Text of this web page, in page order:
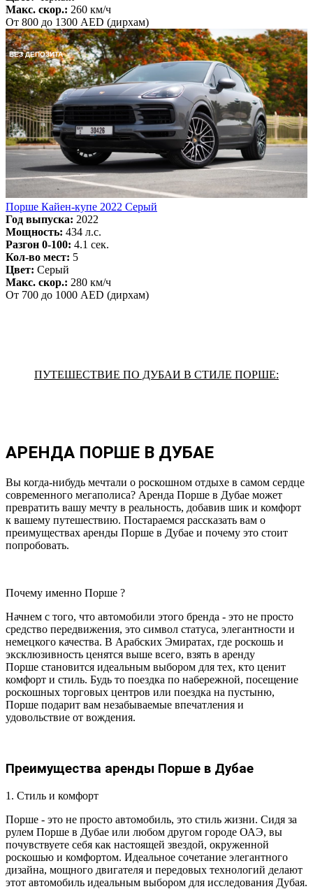
Макс. скор.: 260 км/ч
От 800 до 1300 AED (дирхам)
БЕЗ ДЕПОЗИТА
Порше Кайен-купе 2022 Серый
Год выпуска: 2022
Мощность: 434 л.с.
Разгон 0-100: 4.1 сек.
Кол-во мест: 5
Цвет: Серый
Макс. скор.: 280 км/ч
От 700 до 1000 AED (дирхам)
ПУТЕШЕСТВИЕ ПО ДУБАИ В СТИЛЕ ПОРШЕ:
АРЕНДА ПОРШЕ В ДУБАЕ
Вы когда-нибудь мечтали о роскошном отдыхе в самом сердце
современного мегаполиса? Аренда Порше в Дубае может
превратить вашу мечту в реальность, добавив шик и комфорт
к вашему путешествию. Постараемся рассказать вам о
преимуществах аренды Порше в Дубае и почему это стоит
попробовать.
Почему именно Порше ?
Начнем с того, что автомобили этого бренда - это не просто
средство передвижения, это символ статуса, элегантности и
немецкого качества. В Арабских Эмиратах, где роскошь и
эксклюзивность ценятся выше всего, взять в аренду
Порше становится идеальным выбором для тех, кто ценит
комфорт и стиль. Будь то поездка по набережной, посещение
роскошных торговых центров или поездка на пустыню,
Порше подарит вам незабываемые впечатления и
удовольствие от вождения.
Преимущества аренды Порше в Дубае
1. Стиль и комфорт
Порше - это не просто автомобиль, это стиль жизни. Сидя за
рулем Порше в Дубае или любом другом городе ОАЭ, вы
почувствуете себя как настоящей звездой, окруженной
роскошью и комфортом. Идеальное сочетание элегантного
дизайна, мощного двигателя и передовых технологий делают
этот автомобиль идеальным выбором для исследования Дубая.